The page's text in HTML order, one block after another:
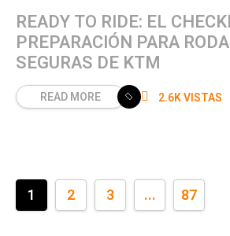
READY TO RIDE: EL
PREPARACIÓN PARA
SEGURAS DE KTM
READ MORE 2.6K VISTAS
1 2 3 ... 87